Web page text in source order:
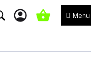
NÁKUPNÍ